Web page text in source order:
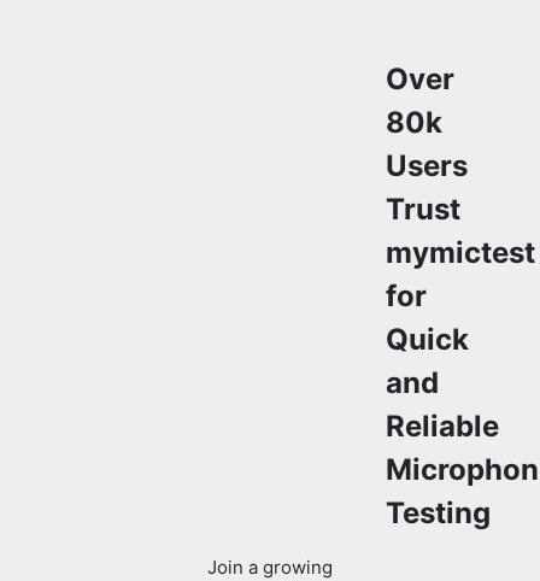
Over
80k
Users
Trust
mymictest
for
Quick
and
Reliable
Testing
Join a growing